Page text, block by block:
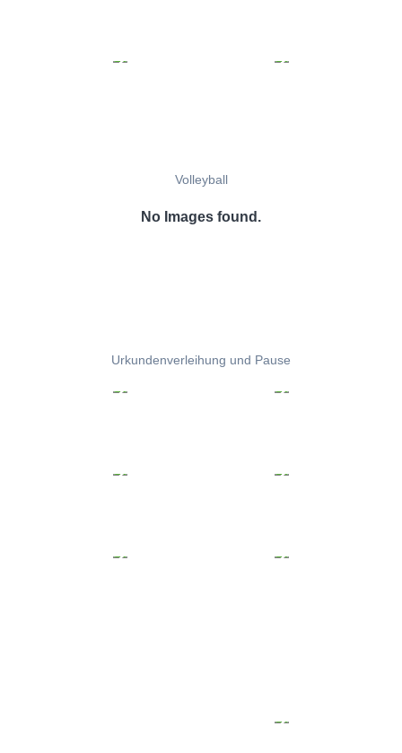
Volleyball
No Images found.
Urkundenverleihung und Pause